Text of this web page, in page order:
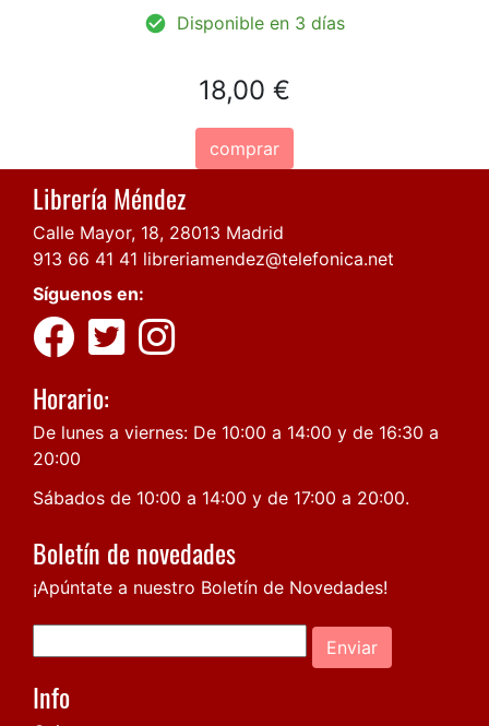
Disponible en 3 días
18,00 €
comprar
Librería Méndez
Calle Mayor, 18, 28013 Madrid
913 66 41 41 libreriamendez@telefonica.net
Síguenos en:
Horario:
De lunes a viernes: De 10:00 a 14:00 y de 16:30 a
20:00
Sábados de 10:00 a 14:00 y de 17:00 a 20:00.
Boletín de novedades
¡Apúntate a nuestro Boletín de Novedades!
Enviar
Info